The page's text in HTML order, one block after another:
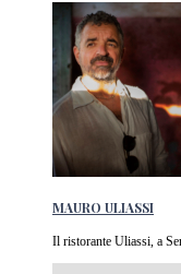
MAURO ULIASSI
Il ristorante Uliassi, a